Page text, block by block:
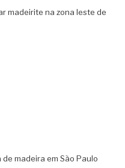
madeirite na zona leste de
madeira em São Paulo